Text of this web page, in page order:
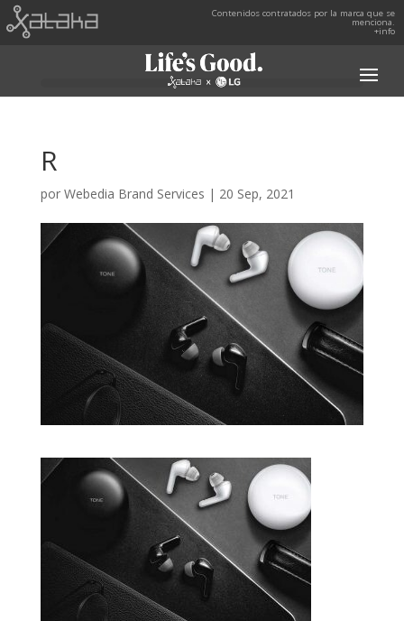
Contenidos contratados por la marca que se
menciona.
+info
R
por Webedia Brand Services | 20 Sep, 2021